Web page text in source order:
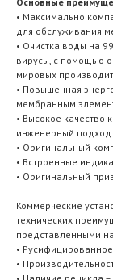
• Максимально
для обслуживания
• Очистка воды на
вирусы, с помощью
мировых
• Повышенная
мембранным
• Высокое качество
инженерный подход
• Оригинальный
• Встроенные
• Оригинальный
Коммерческие
технических
представленными
•
•